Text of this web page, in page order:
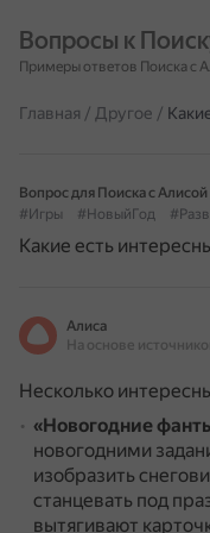
Вопросы к
Примеры ответов Поиска с
Главная / Другое /
Вопрос для Поиска с Алисой
#Игры
#НовыйГод
Какие есть
Алиса
Несколько
«Новогодние
новогодними
изобразить
станцевать под
вытягивают